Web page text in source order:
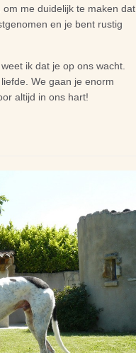
me duidelijk te maken dat
en je bent rustig
ik dat je op ons wacht.
We gaan je enorm
altijd in ons hart!